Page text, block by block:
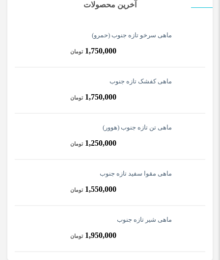
آخرین محصولات
ماهی سرخو تازه جنوب (حمرو)
1,750,000 تومان
ماهی کفشک تازه جنوب
1,750,000 تومان
ماهی تن تازه جنوب (هوور)
1,250,000 تومان
ماهی مقوا سفید تازه جنوب
1,550,000 تومان
ماهی شیر تازه جنوب
1,950,000 تومان